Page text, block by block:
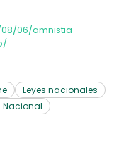
06/amnistia-
Leyes nacionales
Nacional